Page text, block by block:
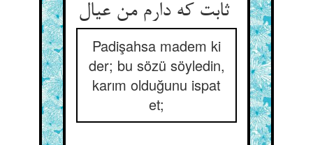
ثابت که دارم من عیال
Padişahsa madem ki
der; bu sözü söyledin,
karım olduğunu ispat
et;